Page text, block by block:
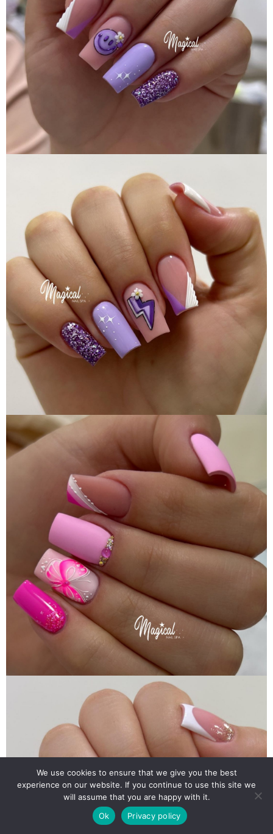
We use cookies to ensure that we give you the best
experience on our website. If you continue to use this site we
will assume that you are happy with it.
Ok
Privacy policy